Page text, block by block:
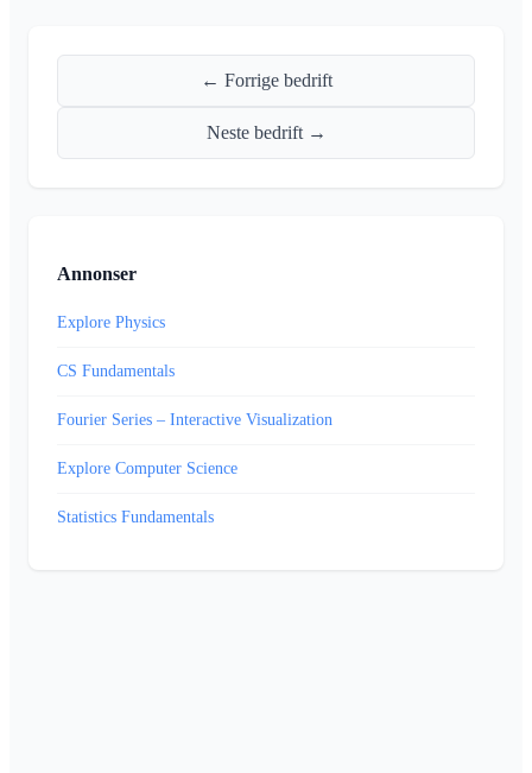
← Forrige bedrift
Neste bedrift →
Annonser
Explore Physics
CS Fundamentals
Fourier Series – Interactive Visualization
Explore Computer Science
Statistics Fundamentals